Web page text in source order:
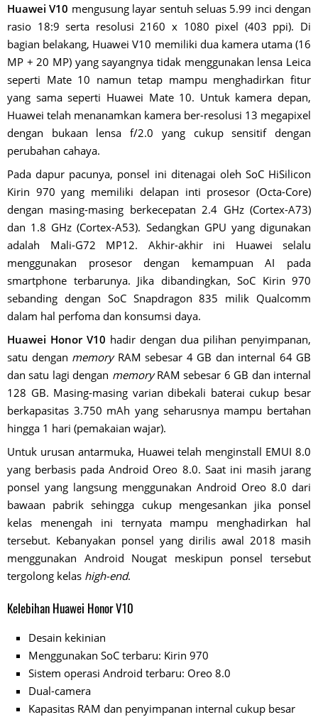
Huawei V10 mengusung layar sentuh seluas 5.99 inci dengan
rasio 18:9 serta resolusi 2160 x 1080 pixel (403 ppi). Di
bagian belakang, Huawei V10 memiliki dua kamera utama (16
MP + 20 MP) yang sayangnya tidak menggunakan lensa Leica
seperti Mate 10 namun tetap mampu menghadirkan fitur
yang sama seperti Huawei Mate 10. Untuk kamera depan,
Huawei telah menanamkan kamera ber-resolusi 13 megapixel
dengan bukaan lensa f/2.0 yang cukup sensitif dengan
perubahan cahaya.
Pada dapur pacunya, ponsel ini ditenagai oleh SoC HiSilicon
Kirin 970 yang memiliki delapan inti prosesor (Octa-Core)
dengan masing-masing berkecepatan 2.4 GHz (Cortex-A73)
dan 1.8 GHz (Cortex-A53). Sedangkan GPU yang digunakan
adalah Mali-G72 MP12. Akhir-akhir ini Huawei selalu
menggunakan prosesor dengan kemampuan AI pada
smartphone terbarunya. Jika dibandingkan, SoC Kirin 970
sebanding dengan SoC Snapdragon 835 milik Qualcomm
dalam hal perfoma dan konsumsi daya.
Huawei Honor V10 hadir dengan dua pilihan penyimpanan,
satu dengan memoryRAM sebesar 4 GB dan internal 64 GB
dan satu lagi dengan memoryRAM sebesar 6 GB dan internal
128 GB. Masing-masing varian dibekali baterai cukup besar
berkapasitas 3.750 mAh yang seharusnya mampu bertahan
hingga 1 hari (pemakaian wajar).
Untuk urusan antarmuka, Huawei telah menginstall EMUI 8.0
yang berbasis pada Android Oreo 8.0. Saat ini masih jarang
ponsel yang langsung menggunakan Android Oreo 8.0 dari
bawaan pabrik sehingga cukup mengesankan jika ponsel
kelas menengah ini ternyata mampu menghadirkan hal
tersebut. Kebanyakan ponsel yang dirilis awal 2018 masih
menggunakan Android Nougat meskipun ponsel tersebut
tergolong kelas high-end.
Kelebihan Huawei Honor V10
Desain kekinian
Menggunakan SoC terbaru: Kirin 970
Sistem operasi Android terbaru: Oreo 8.0
Dual-camera
Kapasitas RAM dan penyimpanan internal cukup besar